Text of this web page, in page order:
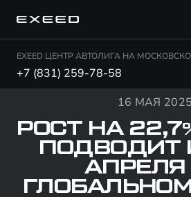
EXEED ЦЕНТР АВТОЛИГА НА
+7 (831) 259-78-58
16 МАЯ 2025
РОСТ НА
ПОДВОДИТ
АПРЕЛЯ